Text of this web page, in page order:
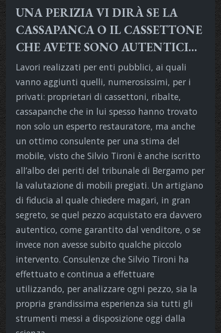
UNA PERIZIA VI DIRÀ SE LA
CASSAPANCA O IL CASSETTONE
CHE AVETE SONO AUTENTICI…
Lavori realizzati per enti pubblici, ai quali
vanno aggiunti quelli, numerosissimi, per i
privati: proprietari di cassettoni, ribalte,
cassapanche che in lui spesso hanno trovato
non solo un esperto restauratore, ma anche
un ottimo consulente per una stima del
mobile, visto che Silvio Tironi è anche iscritto
all’albo dei periti del tribunale di Bergamo per
la valutazione di mobili pregiati. Un artigiano
di fiducia al quale chiedere magari, in gran
segreto, se quel pezzo acquistato era davvero
autentico, come garantito dal venditore, o se
invece non avesse subito qualche piccolo
intervento. Consulenze che Silvio Tironi ha
effettuato e continua a effettuare
utilizzando, per analizzare ogni pezzo, sia la
propria grandissima esperienza sia tutti gli
strumenti messi a disposizione oggi dalla